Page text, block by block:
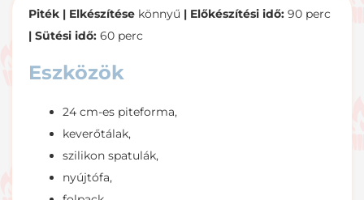
Piték | Elkészítése könnyű | Előkészítési idő: 90 perc
| Sütési idő: 60 perc
Eszközök
24 cm-es piteforma,
keverőtálak,
szilikon spatulák,
nyújtófa,